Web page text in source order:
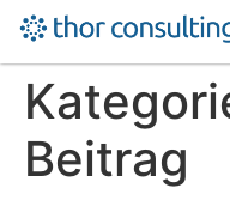
Beitrag